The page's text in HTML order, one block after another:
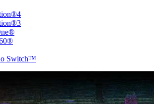
Switch™